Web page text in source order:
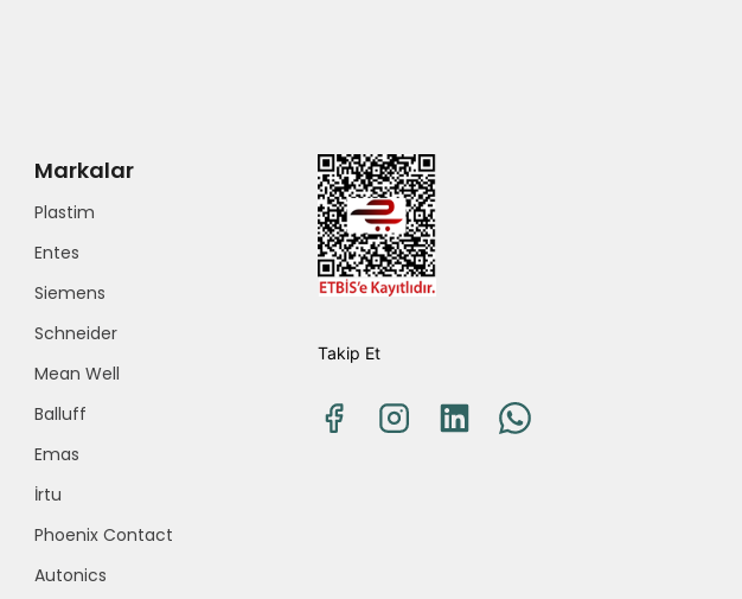
Markalar
Plastim
Entes
Siemens
Schneider
Mean Well
Balluff
Emas
İrtu
Phoenix Contact
Autonics
Takip Et